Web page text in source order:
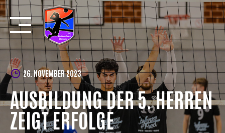
Skip
to
content
26. NOVEMBER 2023
AUSBILDUNG DER 5. HERREN
ZEIGT ERFOLGE